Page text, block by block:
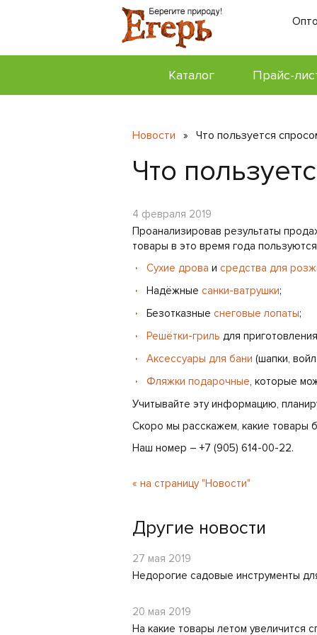
Каталог Прайс-
Новости » Что пользуется
Что
4 февраля 2019
Проанализировав результаты
товары в это время года
Сухие дрова и средства для
Надёжные санки-ватрушки;
Безотказные снеговые лопаты;
Решётки-гриль для
Аксессуары для бани (шапки,
Фляжки подарочные, которые
Учитывайте эту информацию,
Скоро мы расскажем, какие товары
Наш номер – +7 (905) 614-00-22.
« на страницу "Новости"
Другие новости
27 мая 2019
Недорогие садовые инструменты
20 мая 2019
На какие товары летом увеличится